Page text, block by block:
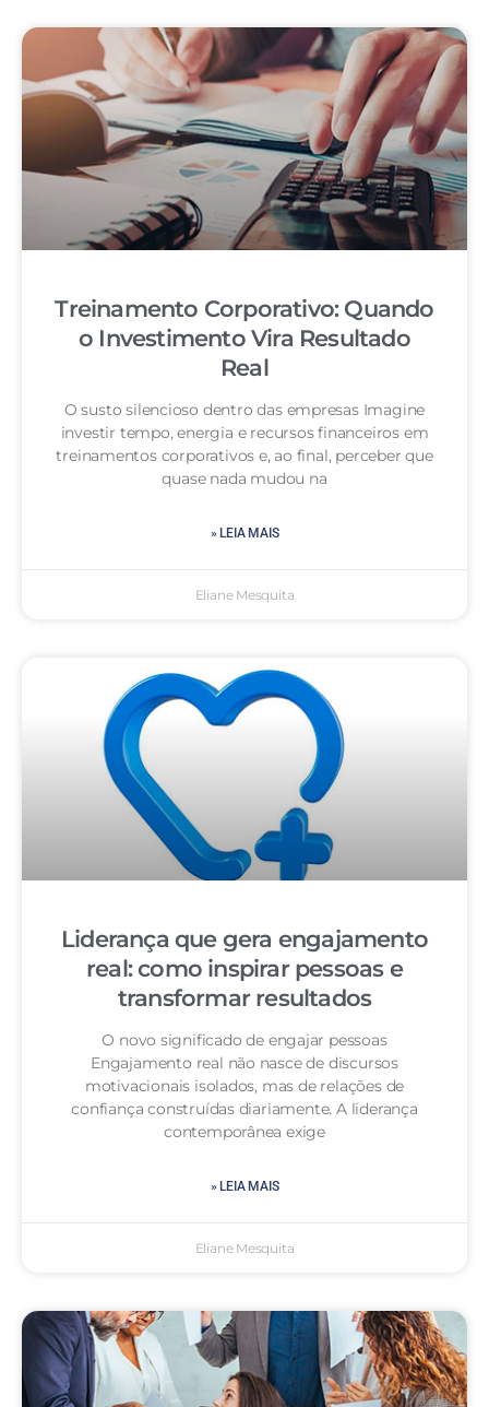
Treinamento Corporativo: Quando
o Investimento Vira Resultado
Real
O susto silencioso dentro das empresas Imagine
investir tempo, energia e recursos financeiros em
treinamentos corporativos e, ao final, perceber que
quase nada mudou na
» LEIA MAIS
Eliane Mesquita
Liderança que gera engajamento
real: como inspirar pessoas e
transformar resultados
O novo significado de engajar pessoas
Engajamento real não nasce de discursos
motivacionais isolados, mas de relações de
confiança construídas diariamente. A liderança
contemporânea exige
» LEIA MAIS
Eliane Mesquita